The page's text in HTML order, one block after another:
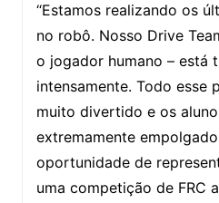
“Estamos realizando os
no robô. Nosso Drive
o jogador humano – está
intensamente. Todo esse
muito divertido e os
extremamente
oportunidade de
uma competição de FRC